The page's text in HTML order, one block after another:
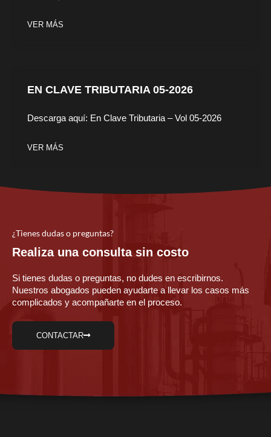
VER MÁS
EN CLAVE TRIBUTARIA 05-2026
Descarga aquí: En Clave Tributaria – Vol 05-2026
VER MÁS
¿Tienes dudas o preguntas?
Realiza una consulta sin costo
Si tienes dudas o preguntas, no dudes en escribirnos.
Nuestros abogados pueden ayudarte a llevar los casos más
complicados y acompañarte en el proceso.
CONTACTAR